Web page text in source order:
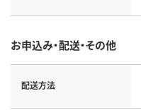
お申込み・配送・その他
配送方法